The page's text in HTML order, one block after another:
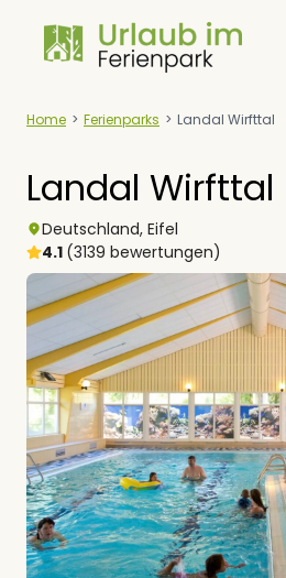
Inhalt
springen
Home > Ferienparks > Landal Wirfttal
Landal Wirfttal
Deutschland, Eifel
4.1 (3139 bewertungen)